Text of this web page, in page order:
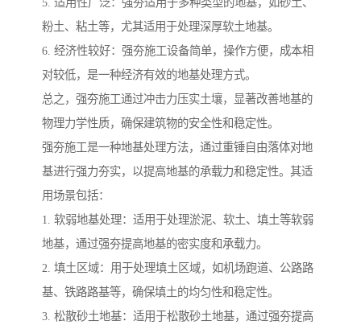
5. 适用性广泛：强夯适用于多种类型的地基，如砂土、
粉土、粘土等，尤其适用于处理深厚软土地基。
6. 经济性较好：强夯施工设备简单，操作方便，成本相
对较低，是一种经济有效的地基处理方式。
总之，强夯施工通过冲击力压实土壤，显著改善地基的
物理力学性质，确保建筑物的安全性和稳定性。
强夯施工是一种地基处理方法，通过重锤自由落体对地
基进行强力夯实，以提高地基的承载力和稳定性。其适
用场景包括：
1. 软弱地基处理：适用于处理淤泥、软土、填土等软弱
地基，通过强夯提高地基的密实度和承载力。
2. 填土区域：用于处理填土区域，如机场跑道、公路路
基、铁路路基等，确保填土的均匀性和稳定性。
3. 松散砂土地基：适用于松散砂土地基，通过强夯提高